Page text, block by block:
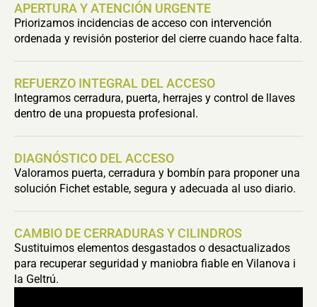
APERTURA Y ATENCIÓN URGENTE
Priorizamos incidencias de acceso con intervención
ordenada y revisión posterior del cierre cuando hace falta.
REFUERZO INTEGRAL DEL ACCESO
Integramos cerradura, puerta, herrajes y control de llaves
dentro de una propuesta profesional.
DIAGNÓSTICO DEL ACCESO
Valoramos puerta, cerradura y bombín para proponer una
solución Fichet estable, segura y adecuada al uso diario.
CAMBIO DE CERRADURAS Y CILINDROS
Sustituimos elementos desgastados o desactualizados
para recuperar seguridad y maniobra fiable en Vilanova i
la Geltrú.